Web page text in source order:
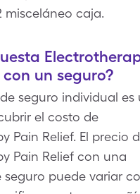
misceláneo caja.
con un seguro?
seguro individual es
el costo de
Pain Relief. El precio
Pain Relief con una
puede variar